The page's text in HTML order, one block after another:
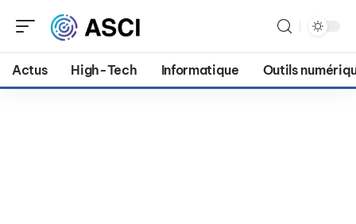
Actus High-Tech Informatique Outils